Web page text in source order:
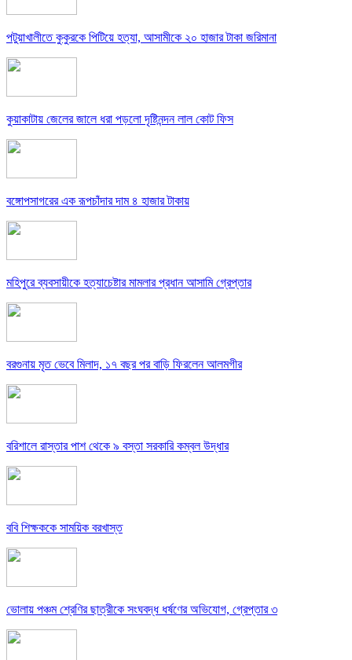
পটুয়াখালীতে কুকুরকে পিটিয়ে হত্যা, আসামীকে ২০ হাজার টাকা জরিমানা
কুয়াকাটায় জেলের জালে ধরা পড়লো দৃষ্টিনন্দন লাল কোট ফিস
বঙ্গোপসাগরের এক রূপচাঁদার দাম ৪ হাজার টাকায়
মহিপুরে ব্যবসায়ীকে হত্যাচেষ্টার মামলার প্রধান আসামি গ্রেপ্তার
বরগুনায় মৃত ভেবে মিলাদ, ১৭ বছর পর বাড়ি ফিরলেন আলমগীর
বরিশালে রাস্তার পাশ থেকে ৯ বস্তা সরকারি কম্বল উদ্ধার
ববি শিক্ষককে সাময়িক বরখাস্ত
ভোলায় পঞ্চম শ্রেণির ছাত্রীকে সংঘবদ্ধ ধর্ষণের অভিযোগ, গ্রেপ্তার ৩